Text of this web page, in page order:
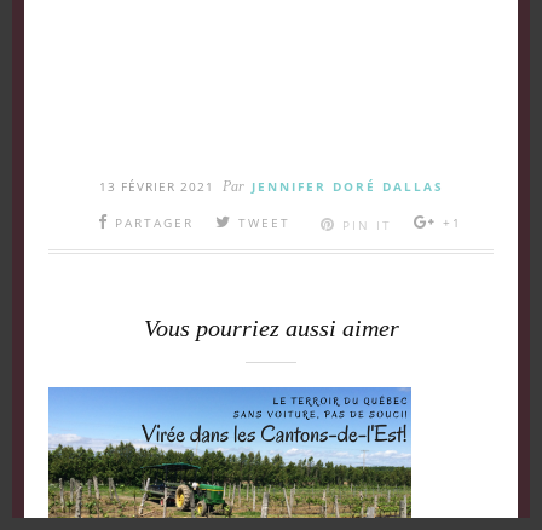
13 FÉVRIER 2021 Par JENNIFER DORÉ DALLAS
PARTAGER TWEET PIN IT +1
Vous pourriez aussi aimer